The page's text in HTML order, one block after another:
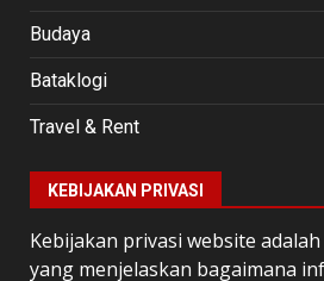
Budaya
Bataklogi
Travel & Rent
KEBIJAKAN PRIVASI
Kebijakan privasi website
yang menjelaskan bagaimana